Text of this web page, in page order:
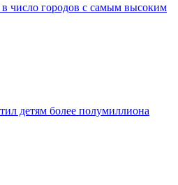
число городов с самым высоким
детям более полумиллиона